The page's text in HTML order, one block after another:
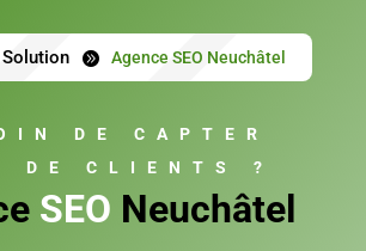
Solution  Agence SEO Neuchâtel
DE CAPTER
DE CLIENTS ?
SEO Neuchâtel